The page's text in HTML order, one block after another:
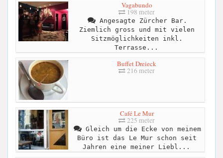
Vagabundo
198 meter
Angesagte Zürcher Bar.
Ziemlich gross und mit vielen
Sitzmöglichkeiten inkl.
Terrasse...
Buffet Dreieck
216 meter
Café Le Mur
225 meter
Gleich um die Ecke von meinem
Büro ist das Le Mur schon seit
Jahren eine meiner Liebl...